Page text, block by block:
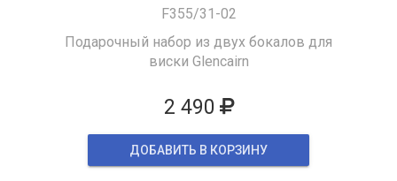
F355/31-02
Подарочный набор из двух бокалов для
виски Glencairn
2 490
ДОБАВИТЬ В КОРЗИНУ